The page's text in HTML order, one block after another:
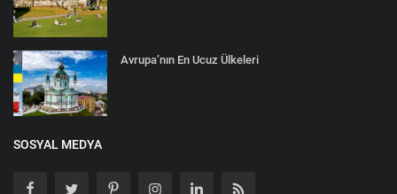
Avrupa’nın En Ucuz Ülkeleri
SOSYAL MEDYA